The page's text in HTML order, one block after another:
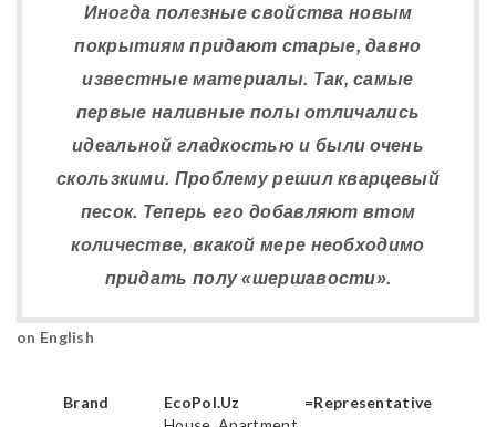
Иногда полезные свойства новым
покрытиям придают старые, давно
известные материалы. Так, самые
первые наливные полы отличались
идеальной гладкостью и были очень
скользкими. Проблему решил кварцевый
песок. Теперь его добавляют втом
количестве, вкакой мере необходимо
придать полу «шершавости».
on English
Brand EcoPol.Uz =Representative